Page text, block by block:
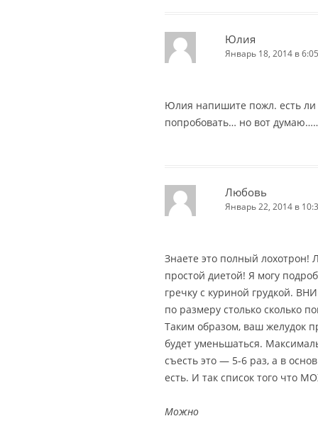
Юлия
Январь 18, 2014 в
Юлия напишите пожл. есть ли
попробовать… но вот
Любовь
Январь 22, 2014 в
Знаете это полный лохотрон!
простой диетой! Я могу
гречку с куриной грудкой.
по размеру столько сколько
Таким образом, ваш желудок
будет уменьшаться.
съесть это — 5-6 раз, а в
есть. И так список того что
Можно